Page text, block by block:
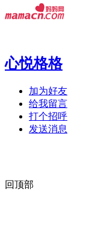
心悦格格
加为好友
给我留言
打个招呼
发送消息
回顶部